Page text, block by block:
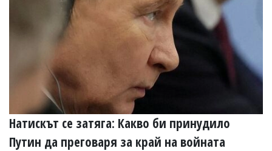
Натискът се затяга: Какво би принудило
Путин да преговаря за край на войната